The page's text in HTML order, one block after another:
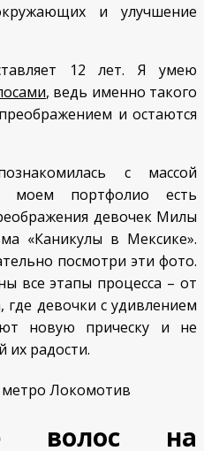
и улучшение
12 лет. Я умею
, ведь именно такого
и остаются
с массой
моем портфолио есть
девочек Милы
«Каникулы в Мексике».
посмотри эти фото.
все этапы процесса – от
где девочки с удивлением
новую прическу и не
их радости.
волос на